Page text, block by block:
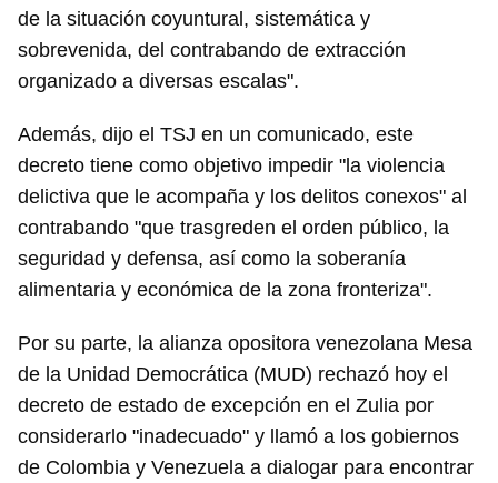
Guardar como favorito
Para poder guardar como favorito, primero has de
iniciar sesión con tu cuenta de 14ymedio.
INICIAR SESIÓN CANCELAR
de la situación coyuntural, sistemática y
sobrevenida, del contrabando de extracción
organizado a diversas escalas".
Además, dijo el TSJ en un comunicado, este
decreto tiene como objetivo impedir "la violencia
delictiva que le acompaña y los delitos conexos" al
contrabando "que trasgreden el orden público, la
seguridad y defensa, así como la soberanía
alimentaria y económica de la zona fronteriza".
Por su parte, la alianza opositora venezolana Mesa
de la Unidad Democrática (MUD) rechazó hoy el
decreto de estado de excepción en el Zulia por
considerarlo "inadecuado" y llamó a los gobiernos
de Colombia y Venezuela a dialogar para encontrar